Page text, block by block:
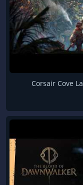
Corsair Cove